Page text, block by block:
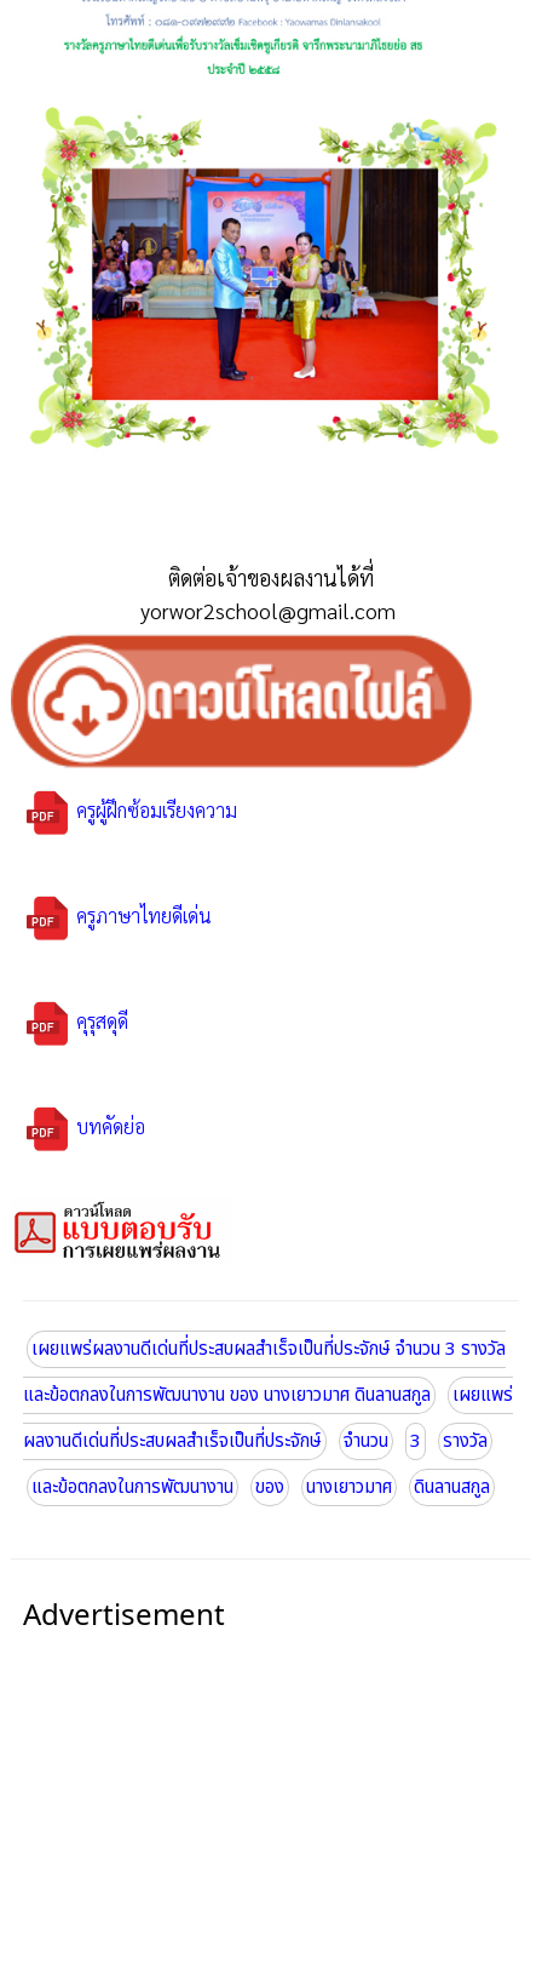
ติดต่อเจ้าของผลงานได้ที่
yorwor2school@gmail.com
ครูผู้ฝึกซ้อมเรียงความ
ครูภาษาไทยดีเด่น
คุรุสดุดี
บทคัดย่อ
เผยแพร่ผลงานดีเด่นที่ประสบผลสำเร็จเป็นที่ประจักษ์ จำนวน 3 รางวัล
และข้อตกลงในการพัฒนางาน ของ นางเยาวมาศ ดินลานสกูล
เผยแพร่
ผลงานดีเด่นที่ประสบผลสำเร็จเป็นที่ประจักษ์
จำนวน 3
รางวัล
และข้อตกลงในการพัฒนางาน
ของ นางเยาวมาศ ดินลานสกูล
Advertisement